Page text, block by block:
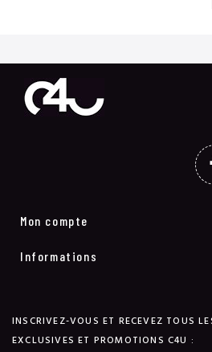
Mon compte
Informations
INSCRIVEZ-VOUS ET RECEVEZ TOUS
EXCLUSIVES ET PROMOTIONS C4U :